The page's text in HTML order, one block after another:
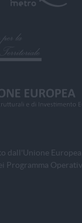
dall'Unione
Programma